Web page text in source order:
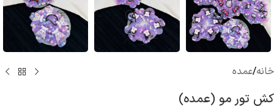
خانه/عمده
کش تور مو (عمده)